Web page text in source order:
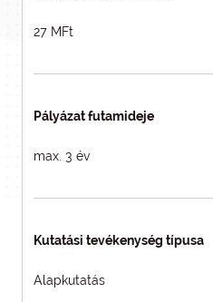
27 MFt
Pályázat futamideje
max. 3 év
Kutatási tevékenység típusa
Alapkutatás